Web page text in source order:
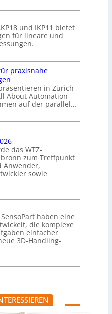
und IKP11 bietet
für lineare und
praxisnahe
in Zürich
About Automation
auf der parallel…
das WTZ-
zum Treffpunkt
Anwender,
sowie
haben eine
die komplexe
einfacher
3D-Handling-